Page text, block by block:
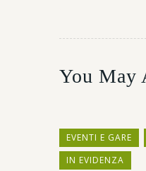
You May
EVENTI E GARE
IN EVIDENZA